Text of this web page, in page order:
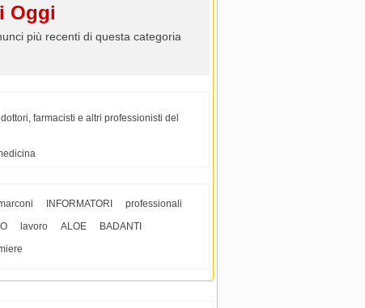
Oggi
più recenti di questa categoria
farmacisti e altri professionisti del
INFORMATORI
professionali
lavoro ALOE
BADANTI